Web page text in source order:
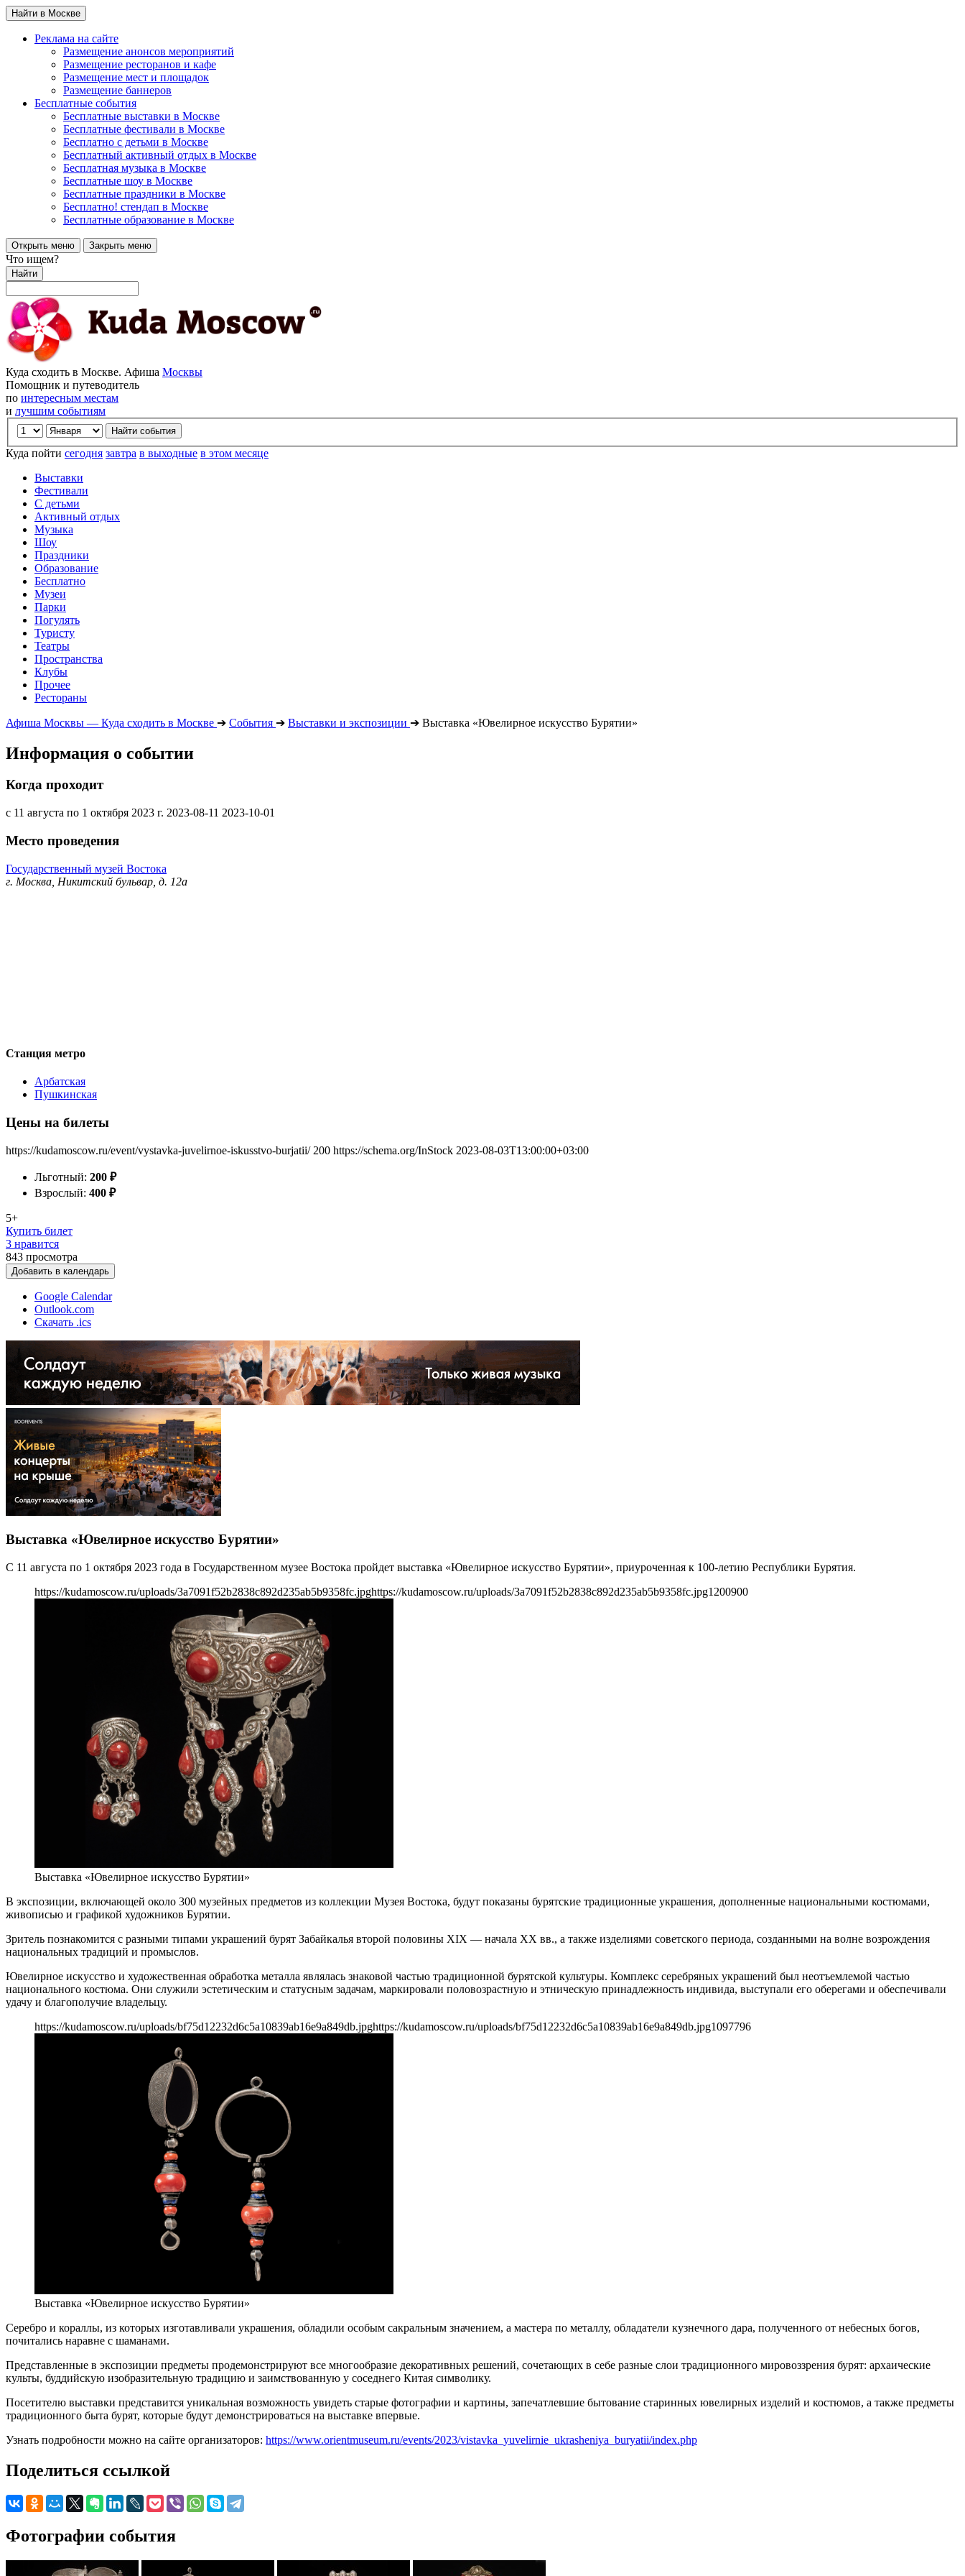
Найти в Москве
Реклама на сайте
Размещение анонсов мероприятий
Размещение ресторанов и кафе
Размещение мест и площадок
Размещение баннеров
Бесплатные события
Бесплатные выставки в Москве
Бесплатные фестивали в Москве
Бесплатно с детьми в Москве
Бесплатный активный отдых в Москве
Бесплатная музыка в Москве
Бесплатные шоу в Москве
Бесплатные праздники в Москве
Бесплатно! стендап в Москве
Бесплатные образование в Москве
Открыть меню Закрыть меню
Что ищем?
Найти
Куда сходить в Москве. Афиша Москвы
Помощник и путеводитель
по интересным местам
и лучшим событиям
Куда пойти сегодня завтра в выходные в этом месяце
Выставки
Фестивали
С детьми
Активный отдых
Музыка
Шоу
Праздники
Образование
Бесплатно
Музеи
Парки
Погулять
Туристу
Театры
Пространства
Клубы
Прочее
Рестораны
Афиша Москвы — Куда сходить в Москве ➔ События ➔ Выставки и экспозиции ➔ Выставка «Ювелирное искусство Бурятии»
Информация о событии
Когда проходит
с 11 августа по 1 октября 2023 г. 2023-08-11 2023-10-01
Место проведения
Государственный музей Востока
г. Москва, Никитский бульвар, д. 12а
Станция метро
Арбатская
Пушкинская
Цены на билеты
https://kudamoscow.ru/event/vystavka-juvelirnoe-iskusstvo-burjatii/ 200 https://schema.org/InStock 2023-08-03T13:00:00+03:00
Льготный: 200 ₽
Взрослый: 400 ₽
5+
Купить билет
3 нравится
843 просмотра
Добавить в календарь
Google Calendar
Outlook.com
Скачать .ics
Выставка «Ювелирное искусство Бурятии»
С 11 августа по 1 октября 2023 года в Государственном музее Востока пройдет выставка «Ювелирное искусство Бурятии», приуроченная к 100-летию Республики Бурятия.
https://kudamoscow.ru/uploads/3a7091f52b2838c892d235ab5b9358fc.jpghttps://kudamoscow.ru/uploads/3a7091f52b2838c892d235ab5b9358fc.jpg1200900
Выставка «Ювелирное искусство Бурятии»
В экспозиции, включающей около 300 музейных предметов из коллекции Музея Востока, будут показаны бурятские традиционные украшения, дополненные национальными костюмами,
живописью и графикой художников Бурятии.
Зритель познакомится с разными типами украшений бурят Забайкалья второй половины XIX — начала XX вв., а также изделиями советского периода, созданными на волне возрождения
национальных традиций и промыслов.
Ювелирное искусство и художественная обработка металла являлась знаковой частью традиционной бурятской культуры. Комплекс серебряных украшений был неотъемлемой частью
национального костюма. Они служили эстетическим и статусным задачам, маркировали половозрастную и этническую принадлежность индивида, выступали его оберегами и обеспечивали
удачу и благополучие владельцу.
https://kudamoscow.ru/uploads/bf75d12232d6c5a10839ab16e9a849db.jpghttps://kudamoscow.ru/uploads/bf75d12232d6c5a10839ab16e9a849db.jpg1097796
Выставка «Ювелирное искусство Бурятии»
Серебро и кораллы, из которых изготавливали украшения, обладили особым сакральным значением, а мастера по металлу, обладатели кузнечного дара, полученного от небесных богов,
почитались наравне с шаманами.
Представленные в экспозиции предметы продемонстрируют все многообразие декоративных решений, сочетающих в себе разные слои традиционного мировоззрения бурят: архаические
культы, буддийскую изобразительную традицию и заимствованную у соседнего Китая символику.
Посетителю выставки представится уникальная возможность увидеть старые фотографии и картины, запечатлевшие бытование старинных ювелирных изделий и костюмов, а также предметы
традиционного быта бурят, которые будут демонстрироваться на выставке впервые.
Узнать подробности можно на сайте организаторов: https://www.orientmuseum.ru/events/2023/vistavka_yuvelirnie_ukrasheniya_buryatii/index.php
Поделиться ссылкой
Фотографии события